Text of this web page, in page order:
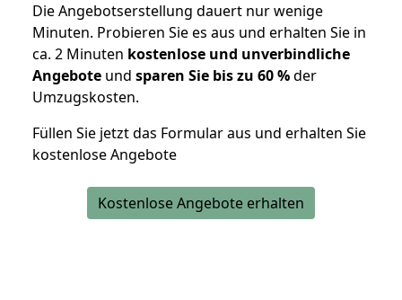
Die Angebotserstellung dauert nur wenige
Minuten. Probieren Sie es aus und erhalten Sie in
ca. 2 Minuten kostenlose und unverbindliche
Angebote und sparen Sie bis zu 60 %der
Umzugskosten.
Füllen Sie jetzt das Formular aus und erhalten Sie
kostenlose Angebote
Kostenlose Angebote erhalten